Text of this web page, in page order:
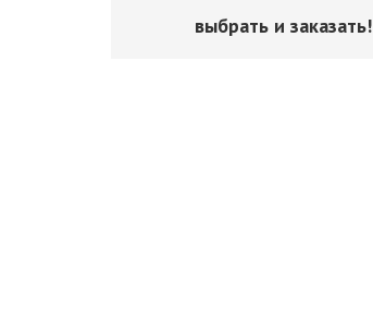
выбрать и заказать!